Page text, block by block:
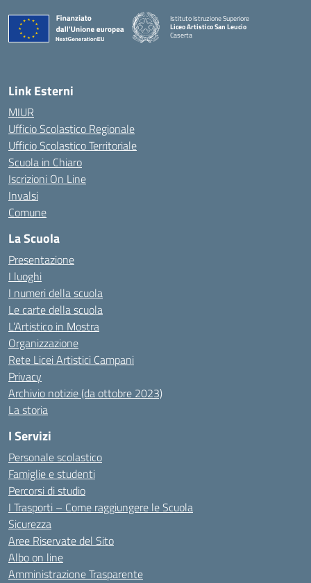
Istituto Istruzione Superiore
Liceo Artistico San Leucio
Caserta
Link Esterni
MIUR
Ufficio Scolastico Regionale
Ufficio Scolastico Territoriale
Scuola in Chiaro
Iscrizioni On Line
Invalsi
Comune
La Scuola
Presentazione
I luoghi
I numeri della scuola
Le carte della scuola
L’Artistico in Mostra
Organizzazione
Rete Licei Artistici Campani
Privacy
Archivio notizie (da ottobre 2023)
La storia
I Servizi
Personale scolastico
Famiglie e studenti
Percorsi di studio
I Trasporti – Come raggiungere le Scuola
Sicurezza
Aree Riservate del Sito
Albo on line
Amministrazione Trasparente